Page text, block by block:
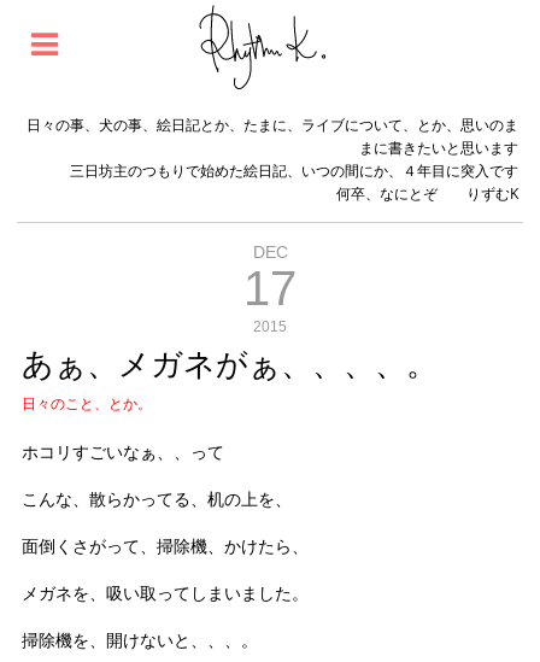
日々の事、犬の事、絵日記とか、たまに、ライブについて、とか、思いのま
まに書きたいと思います
三日坊主のつもりで始めた絵日記、いつの間にか、４年目に突入です
何卒、なにとぞ りずむK
DEC
17
2015
あぁ、メガネがぁ、、、、。
日々のこと、とか。
ホコリすごいなぁ、、って
こんな、散らかってる、机の上を、
面倒くさがって、掃除機、かけたら、
メガネを、吸い取ってしまいました。
掃除機を、開けないと、、、。